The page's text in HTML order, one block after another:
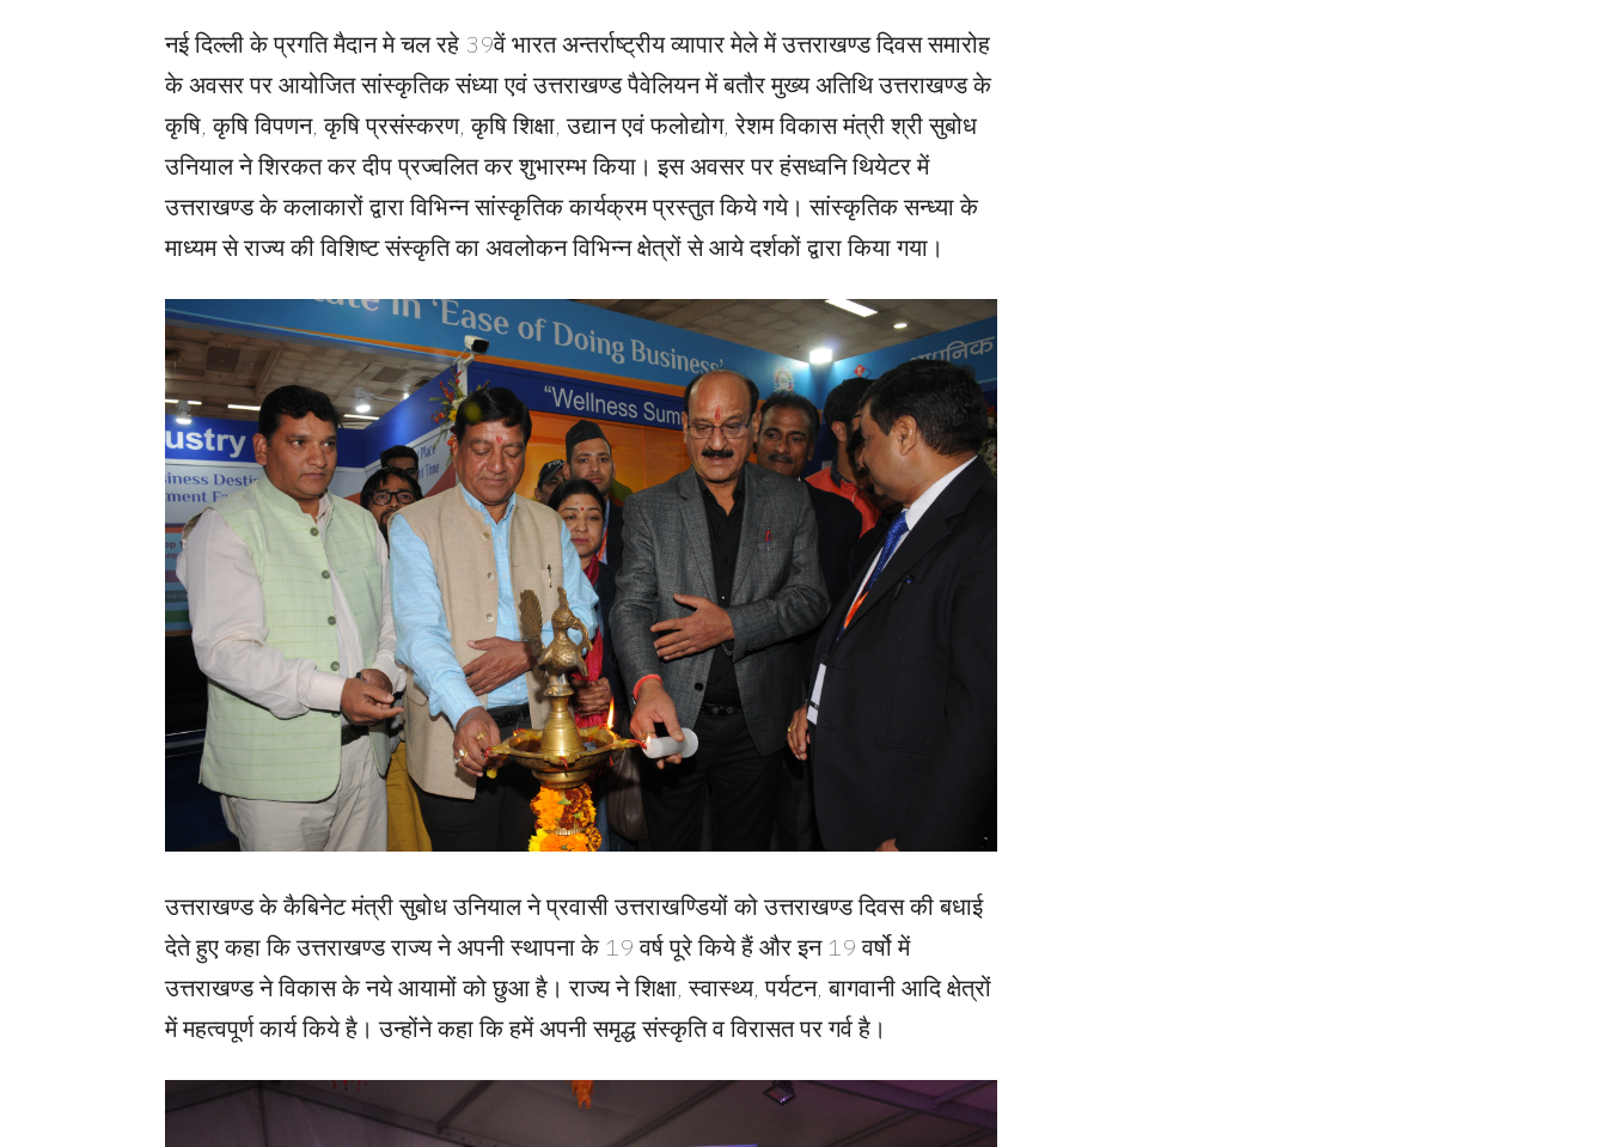
नई दिल्ली के प्रगति मैदान मे चल रहे 39वें भारत अन्तर्राष्ट्रीय व्यापार मेले में उत्तराखण्ड दिवस समारोह
के अवसर पर आयोजित सांस्कृतिक संध्या एवं उत्तराखण्ड पैवेलियन में बतौर मुख्य अतिथि उत्तराखण्ड के
कृषि, कृषि विपणन, कृषि प्रसंस्करण, कृषि शिक्षा, उद्यान एवं फलोद्योग, रेशम विकास मंत्री श्री सुबोध
उनियाल ने शिरकत कर दीप प्रज्वलित कर शुभारम्भ किया। इस अवसर पर हंसध्वनि थियेटर में
उत्तराखण्ड के कलाकारों द्वारा विभिन्न सांस्कृतिक कार्यक्रम प्रस्तुत किये गये। सांस्कृतिक सन्ध्या के
माध्यम से राज्य की विशिष्ट संस्कृति का अवलोकन विभिन्न क्षेत्रों से आये दर्शकों द्वारा किया गया।
उत्तराखण्ड के कैबिनेट मंत्री सुबोध उनियाल ने प्रवासी उत्तराखण्डियों को उत्तराखण्ड दिवस की बधाई
देते हुए कहा कि उत्तराखण्ड राज्य ने अपनी स्थापना के 19 वर्ष पूरे किये हैं और इन 19 वर्षो में
उत्तराखण्ड ने विकास के नये आयामों को छुआ है। राज्य ने शिक्षा, स्वास्थ्य, पर्यटन, बागवानी आदि क्षेत्रों
में महत्वपूर्ण कार्य किये है। उन्होंने कहा कि हमें अपनी समृद्ध संस्कृति व विरासत पर गर्व है।